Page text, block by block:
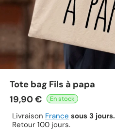
Tote bag Fils à papa
19,90 €
Livraison France sous 3 jours.
Retour 100 jours.